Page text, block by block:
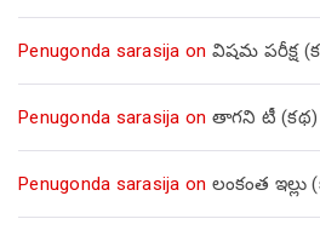
Penugonda sarasija on విషమ పరీక్ష
Penugonda sarasija on తాగని టీ (కథ)
Penugonda sarasija on లంకంత ఇల్లు